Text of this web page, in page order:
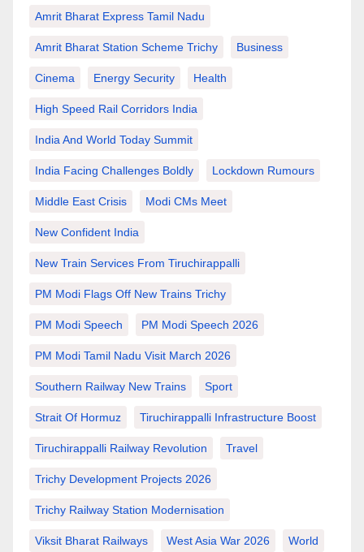
Amrit Bharat Express Tamil Nadu
Amrit Bharat Station Scheme Trichy Business
Cinema Energy Security Health
High Speed Rail Corridors India
India And World Today Summit
India Facing Challenges Boldly Lockdown Rumours
Middle East Crisis Modi CMs Meet
New Confident India
New Train Services From Tiruchirappalli
PM Modi Flags Off New Trains Trichy
PM Modi Speech PM Modi Speech 2026
PM Modi Tamil Nadu Visit March 2026
Southern Railway New Trains Sport
Strait Of Hormuz Tiruchirappalli Infrastructure Boost
Tiruchirappalli Railway Revolution Travel
Trichy Development Projects 2026
Trichy Railway Station Modernisation
Viksit Bharat Railways West Asia War 2026 World